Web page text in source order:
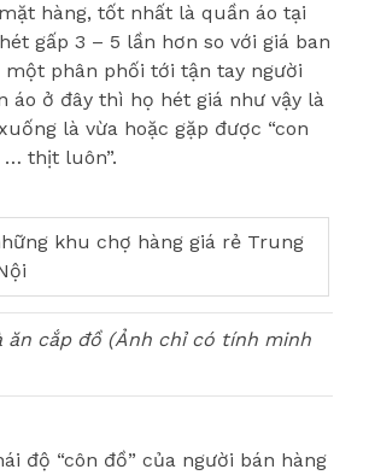
hàng, tốt nhất là quần áo tại
gấp 3 – 5 lần hơn so với giá ban
một phân phối tới tận tay người
áo ở đây thì họ hét giá như vậy là
là vừa hoặc gặp được “con
… thịt luôn”.
cắp đồ (Ảnh chỉ có tính minh
độ “côn đồ” của người bán hàng